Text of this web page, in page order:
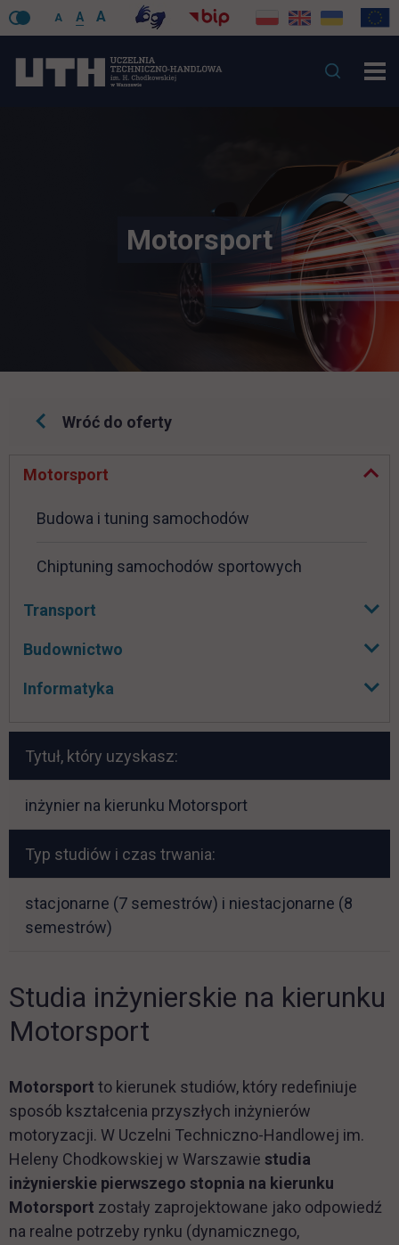
A A A
Motorsport
Wróć do oferty
Pomiń
Motorsport
Budowa i tuning samochodów
Chiptuning samochodów sportowych
Transport Rozwiń podmenu
Budownictwo Rozwiń podmenu
Informatyka Rozwiń podmenu
Tytuł, który uzyskasz:
inżynier na kierunku Motorsport
Typ studiów i czas trwania:
stacjonarne (7 semestrów) i niestacjonarne (8
semestrów)
Studia inżynierskie na kierunku
Motorsport
Motorsport to kierunek studiów, który redefiniuje
sposób kształcenia przyszłych inżynierów
motoryzacji. W Uczelni Techniczno-Handlowej im.
Heleny Chodkowskiej w Warszawie studia
inżynierskie pierwszego stopnia na kierunku
Motorsport zostały zaprojektowane jako odpowiedź
na realne potrzeby rynku (dynamicznego,